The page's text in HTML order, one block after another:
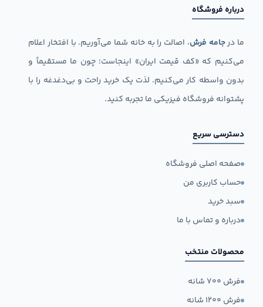
درباره فروشگاه
ما درجامه فرش، اصالت را به خانه شما می‌آوریم. با افتخار اعلام
می‌کنیم که «کف قیمت ایران» اینجاست؛ چون ما مستقیماً و
بدون واسطه کار می‌کنیم. لذت یک خرید راحت و بی‌دغدغه را با
پشتوانه فروشگاه فیزیکی ما تجربه کنید.
دسترسی سریع
صفحه اصلی فروشگاه
حساب کاربری من
سبد خرید
درباره و تماس با ما
محصولات منتخب
فرش ۷۰۰ شانه
فرش ۱۲۰۰ شانه